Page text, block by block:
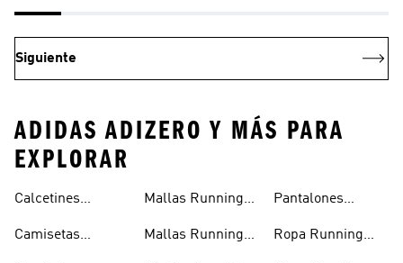
Siguiente
ADIDAS ADIZERO Y MÁS PARA
EXPLORAR
Calcetines
Camisetas
Mallas Running
Mallas Running
Pantalones
Ropa Running